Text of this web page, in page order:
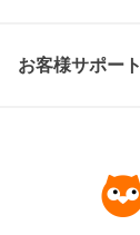
お客様サポート